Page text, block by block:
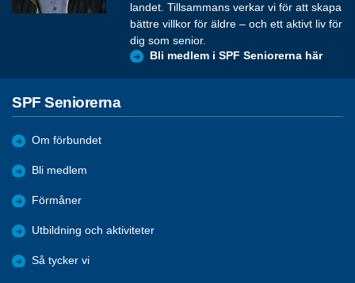
landet. Tillsammans verkar vi för att skapa
bättre villkor för äldre – och ett aktivt liv för
dig som senior.
Bli medlem i SPF Seniorerna här
SPF Seniorerna
Om förbundet
Bli medlem
Förmåner
Utbildning och aktiviteter
Så tycker vi